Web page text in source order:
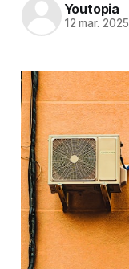
Youtopia
12 mar. 2025